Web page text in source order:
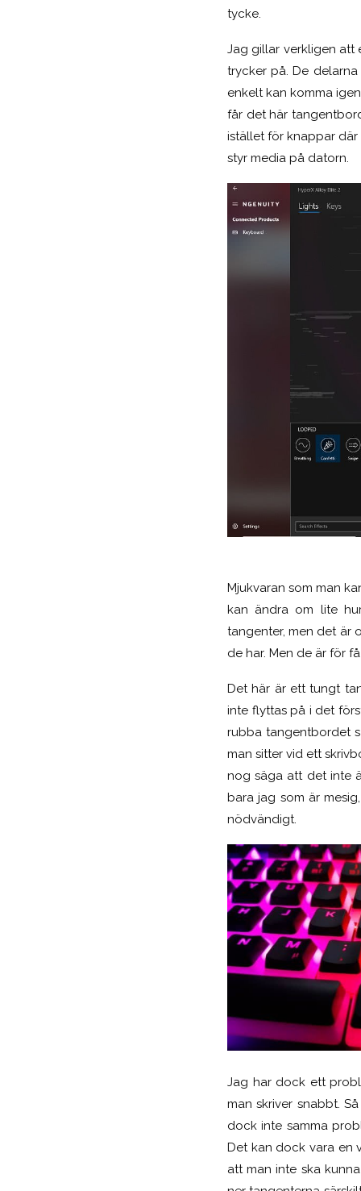
tycke.
Jag gillar verkligen att
trycker på. De
enkelt kan komma
får det här
istället för knappar
styr media på datorn.
Mjukvaran som man
kan ändra om lite
tangenter, men det är
de har. Men de är för
Det här är ett tungt
inte flyttas på i det
rubba tangentbordet
man sitter vid ett
nog säga att det inte
bara jag som är
nödvändigt.
Jag har dock ett
man skriver snabbt.
dock inte samma
Det kan dock vara en
att man inte ska